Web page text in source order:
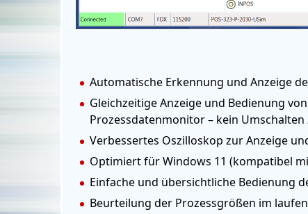
Automatische Erkennung und Anzeige
Gleichzeitige Anzeige und Bedienung
Prozessdatenmonitor – kein Umschalten
Verbessertes Oszilloskop zur Anzeige
Optimiert für Windows 11 (kompatibel
Einfache und übersichtliche Bedienung
Beurteilung der Prozessgrößen im